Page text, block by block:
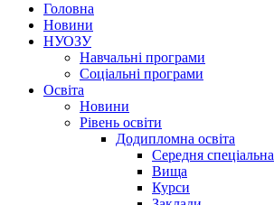
Головна
Новини
НУОЗУ
Навчальні програми
Соціальні програми
Освіта
Новини
Рівень освіти
Додипломна освіта
Середня спеціальна
Вища
Курси